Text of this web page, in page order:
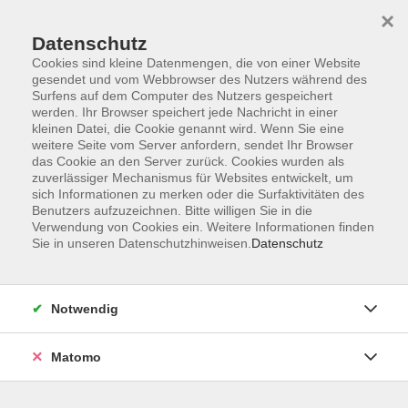
Zum Hauptinhalt springen
Der Kurs konnte nicht gefunden werden.
Volkshochschule Bad Reichenhall
(Eine Einrichtung der Stadt Bad Reichenhall)
Datenschutz
Cookies sind kleine Datenmengen, die von einer Website
gesendet und vom Webbrowser des Nutzers während des
Surfens auf dem Computer des Nutzers gespeichert
werden. Ihr Browser speichert jede Nachricht in einer
kleinen Datei, die Cookie genannt wird. Wenn Sie eine
weitere Seite vom Server anfordern, sendet Ihr Browser
das Cookie an den Server zurück. Cookies wurden als
zuverlässiger Mechanismus für Websites entwickelt, um
sich Informationen zu merken oder die Surfaktivitäten des
Benutzers aufzuzeichnen. Bitte willigen Sie in die
Verwendung von Cookies ein. Weitere Informationen finden
Sie in unseren Datenschutzhinweisen. Datenschutz
×
Notwendig
Matomo